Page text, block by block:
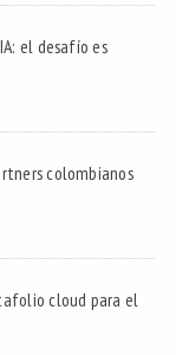
el desafío es
colombianos
cloud para el